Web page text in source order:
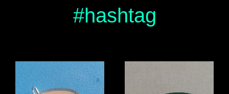
#hashtag